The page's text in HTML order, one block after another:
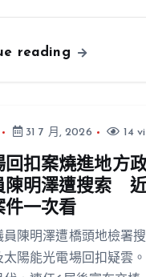
reading
31 7 月, 2026 14
回扣案燒進地方
陳明澤遭搜索
件一次看
員陳明澤遭橋頭地檢署
太陽能光電場回扣疑雲